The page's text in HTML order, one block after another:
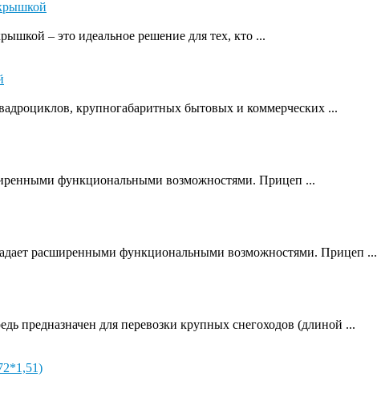
– это идеальное решение для тех, кто ...
крупногабаритных бытовых и коммерческих ...
функциональными возможностями. Прицеп ...
расширенными функциональными возможностями. Прицеп ...
для перевозки крупных снегоходов (длиной ...